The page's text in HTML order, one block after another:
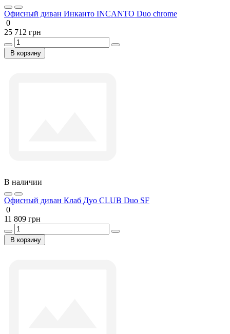
Офисный диван Инканто INCANTO Duo chrome
0
25 712 грн
В корзину
В наличии
Офисный диван Клаб Дуо CLUB Duo SF
0
11 809 грн
В корзину